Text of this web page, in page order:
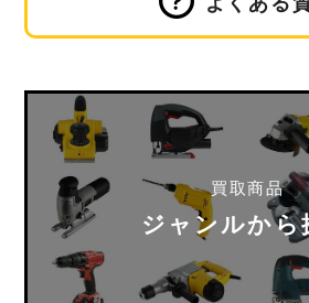
買取商品
ジャンルから